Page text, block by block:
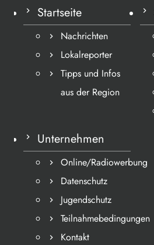
Startseite
Nachrichten
Lokalreporter
Tipps und Infos
aus der Region
Unternehmen
Online/Radiowerbung
Datenschutz
Jugendschutz
Teilnahmebedingungen
Kontakt